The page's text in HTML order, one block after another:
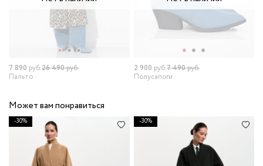
7 890 руб.26 490руб.
Пальто
2 900 руб.7 490руб.
Полусапоги
Может вам понравиться
-30% -30%